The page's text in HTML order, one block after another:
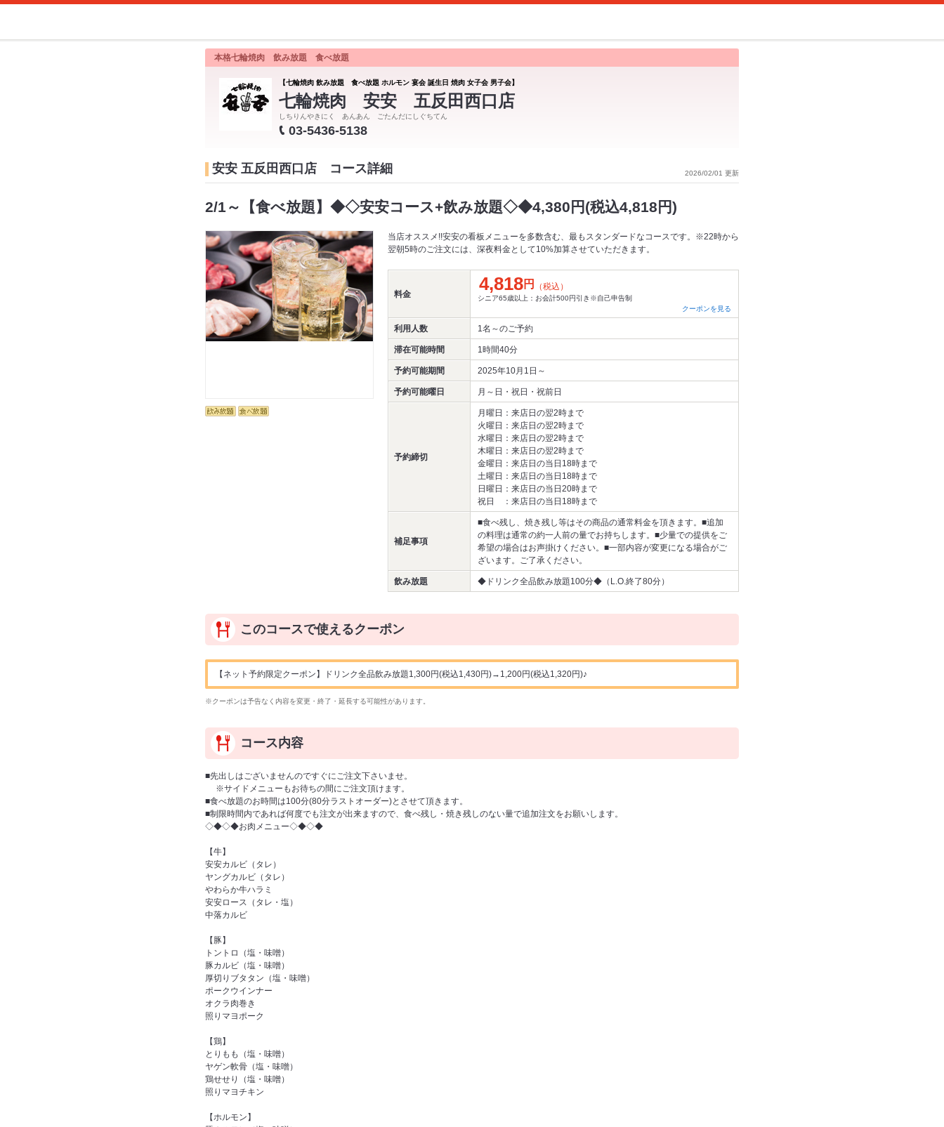
本格七輪焼肉 飲み放題 食べ放題
【七輪焼肉 飲み放題 食べ放題 ホルモン 宴会 誕生日 焼肉 女子会 男子会】
七輪焼肉 安安 五反田西口店
しちりんやきにく あんあん ごたんだにしぐちてん
03-5436-5138
2026/02/01 更新
安安 五反田西口店 コース詳細
2/1～【食べ放題】◆◇安安コース+飲み放題◇◆4,380円(税込4,818円)
当店オススメ!!安安の看板メニューを多数含む、最もスタンダードなコースです。※22時から
翌朝5時のご注文には、深夜料金として10%加算させていただきます。
料金 4,818円 （税込）
シニア65歳以上：お会計500円引き※自己申告制
クーポンを見る
利用人数 1名～のご予約
滞在可能時間 1時間40分
予約可能期間 2025年10月1日～
予約可能曜日 月～日・祝日・祝前日
予約締切
月曜日：来店日の翌2時まで
火曜日：来店日の翌2時まで
水曜日：来店日の翌2時まで
木曜日：来店日の翌2時まで
金曜日：来店日の当日18時まで
土曜日：来店日の当日18時まで
日曜日：来店日の当日20時まで
祝日 ：来店日の当日18時まで
補足事項
■食べ残し、焼き残し等はその商品の通常料金を頂きます。■追加
の料理は通常の約一人前の量でお持ちします。■少量での提供をご
希望の場合はお声掛けください。■一部内容が変更になる場合がご
ざいます。ご了承ください。
飲み放題 ◆ドリンク全品飲み放題100分◆（L.O.終了80分）
このコースで使えるクーポン
【ネット予約限定クーポン】ドリンク全品飲み放題1,300円(税込1,430円)→1,200円(税込1,320円)♪
※クーポンは予告なく内容を変更・終了・延長する可能性があります。
コース内容
■先出しはございませんのですぐにご注文下さいませ。
※サイドメニューもお待ちの間にご注文頂けます。
■食べ放題のお時間は100分(80分ラストオーダー)とさせて頂きます。
■制限時間内であれば何度でも注文が出来ますので、食べ残し・焼き残しのない量で追加注文をお願いします。
◇◆◇◆お肉メニュー◇◆◇◆
【牛】
安安カルビ（タレ）
ヤングカルビ（タレ）
やわらか牛ハラミ
安安ロース（タレ・塩）
中落カルビ
【豚】
トントロ（塩・味噌）
豚カルビ（塩・味噌）
厚切りブタタン（塩・味噌）
ポークウインナー
オクラ肉巻き
照りマヨポーク
【鶏】
とりもも（塩・味噌）
ヤゲン軟骨（塩・味噌）
鶏せせり（塩・味噌）
照りマヨチキン
【ホルモン】